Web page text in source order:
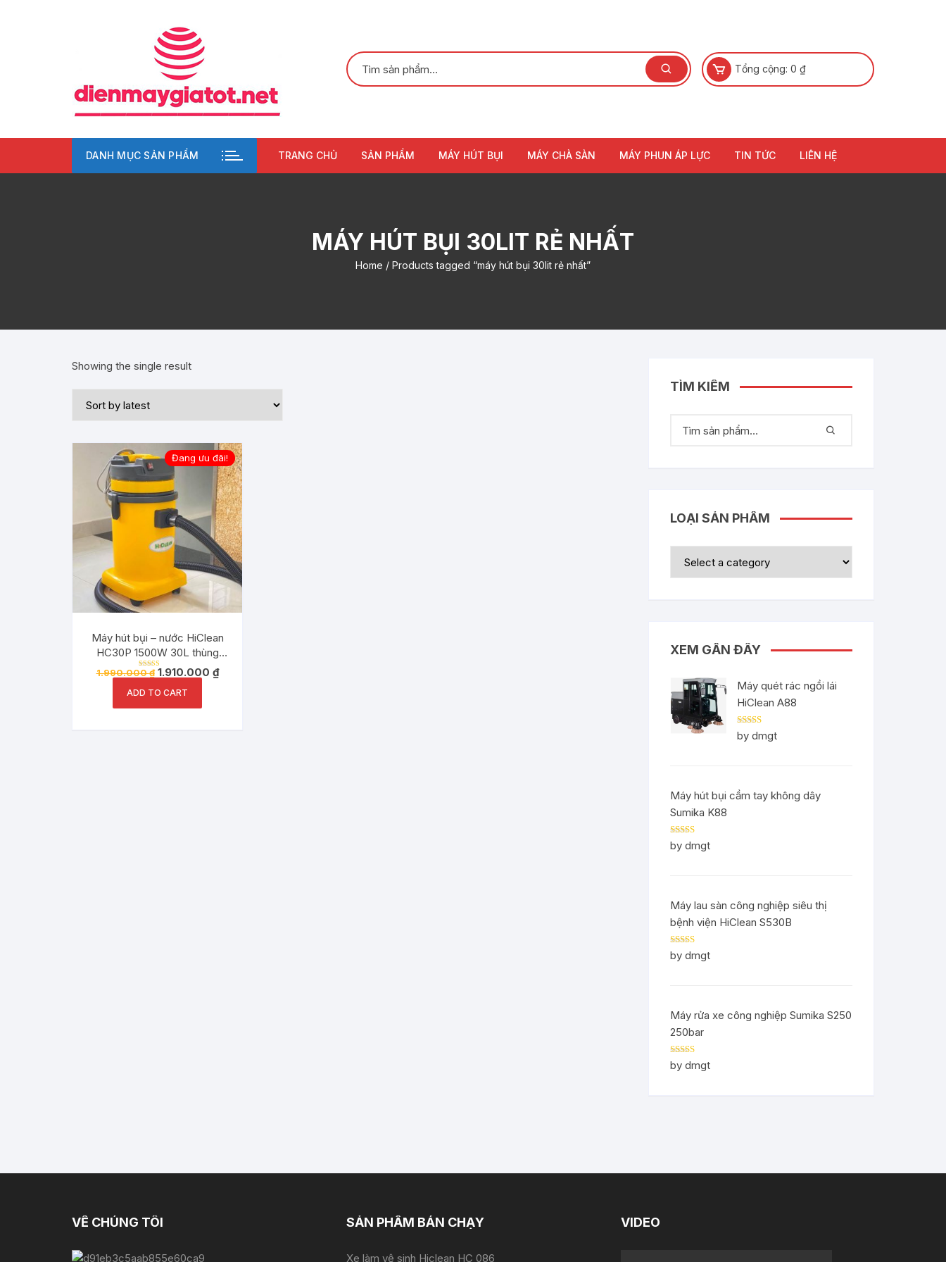
Tổng cộng: 0 ₫
DANH MỤC SẢN PHẨM TRANG CHỦ SẢN PHẨM MÁY HÚT BỤI MÁY CHÀ SÀN MÁY PHUN ÁP LỰC TIN TỨC LIÊN HỆ
MÁY HÚT BỤI 30LIT RẺ NHẤT
Home / Products tagged “máy hút bụi 30lit rẻ nhất”
Showing the single result
Đang ưu đãi!
Máy hút bụi – nước HiClean
HC30P 1500W 30L thùng
nhựa Abs chính hãng
Rated
1.990.000₫ 1.910.000 ₫
ADD TO CART
TÌM KIẾM
LOẠI SẢN PHẨM
XEM GẦN ĐÂY
Máy quét rác ngồi lái
HiClean A88
Rated5out
of 5
by dmgt
Máy hút bụi cầm tay không dây
Sumika K88
Rated5out
of 5
by dmgt
Máy lau sàn công nghiệp siêu thị
bệnh viện HiClean S530B
Rated5out
of 5
by dmgt
Máy rửa xe công nghiệp Sumika S250
250bar
Rated5out
of 5
by dmgt
VỀ CHÚNG TÔI SẢN PHẨM BÁN CHẠY
Xe làm vệ sinh Hiclean HC 086
VIDEO